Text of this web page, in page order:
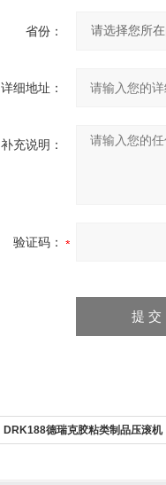
省份：
详细地址：
补充说明：
验证码：
DRK188德瑞克胶粘类制品压滚机